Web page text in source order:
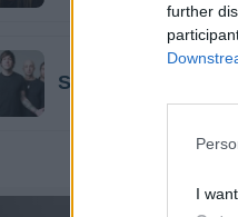
further
I
Simple Plan